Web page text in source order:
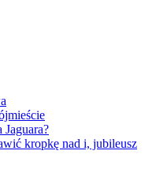
kropkę nad i, jubileusz